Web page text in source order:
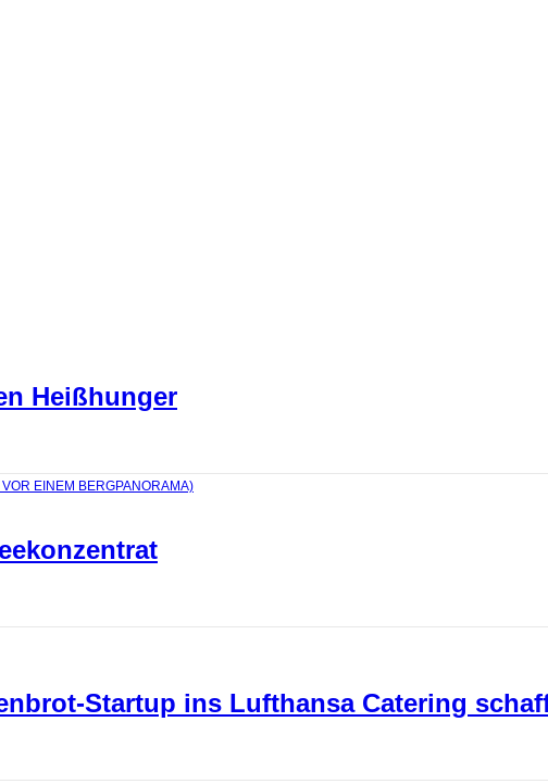
Heißhunger
Startup ins Lufthansa Catering